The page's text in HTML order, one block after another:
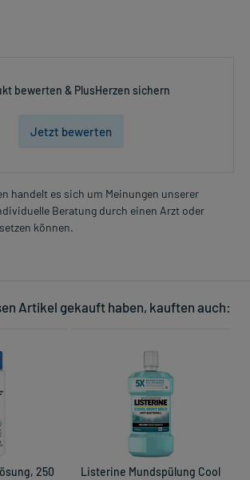
bewerten & PlusHerzen sichern
Jetzt bewerten
handelt es sich um Meinungen unserer
Beratung durch einen Arzt oder
können.
Artikel gekauft haben, kauften auch:
250
Listerine Mundspülung Cool